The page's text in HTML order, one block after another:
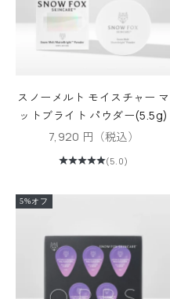
スノーメルト モイスチャー マ
ットブライト パウダー(5.5g)
セール価格
7,920 円（税込）
(5.0)
5%オフ